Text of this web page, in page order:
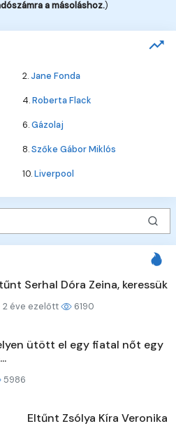
a másoláshoz.)
2.Jane Fonda
4.Roberta Flack
6.Gázolaj
8.Szőke Gábor Miklós
10.Liverpool
Serhal Dóra Zeina, keressük
2 éve ezelőtt 6190
ütött el egy fiatal nőt egy
5986
Eltűnt Zsólya Kíra Veronika